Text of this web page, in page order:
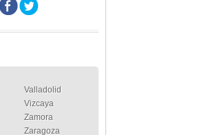
Valladolid
Vizcaya
Zamora
Zaragoza